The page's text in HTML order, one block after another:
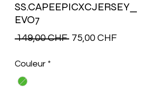
SS.CAPEEPICXCJERSEY_
EVO7
149,00 CHF Prix
75,00 CHFPrix
Couleur *